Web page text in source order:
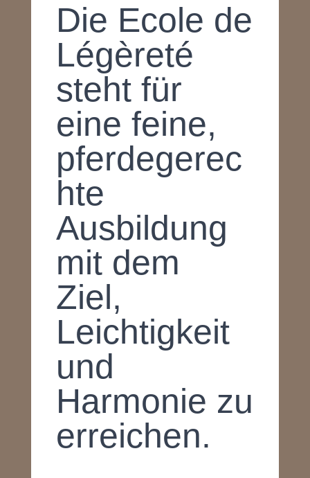
Die Ecole de
Légèreté
steht für
eine feine,
pferdegerec
hte
Ausbildung
mit dem
Ziel,
Leichtigkeit
und
Harmonie zu
erreichen.